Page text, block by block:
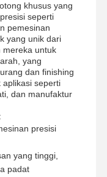
khusus yang
seperti
pemesinan
yang unik dari
mereka untuk
yang
dan finishing
aplikasi seperti
dan manufaktur
presisi
yang tinggi,
padat